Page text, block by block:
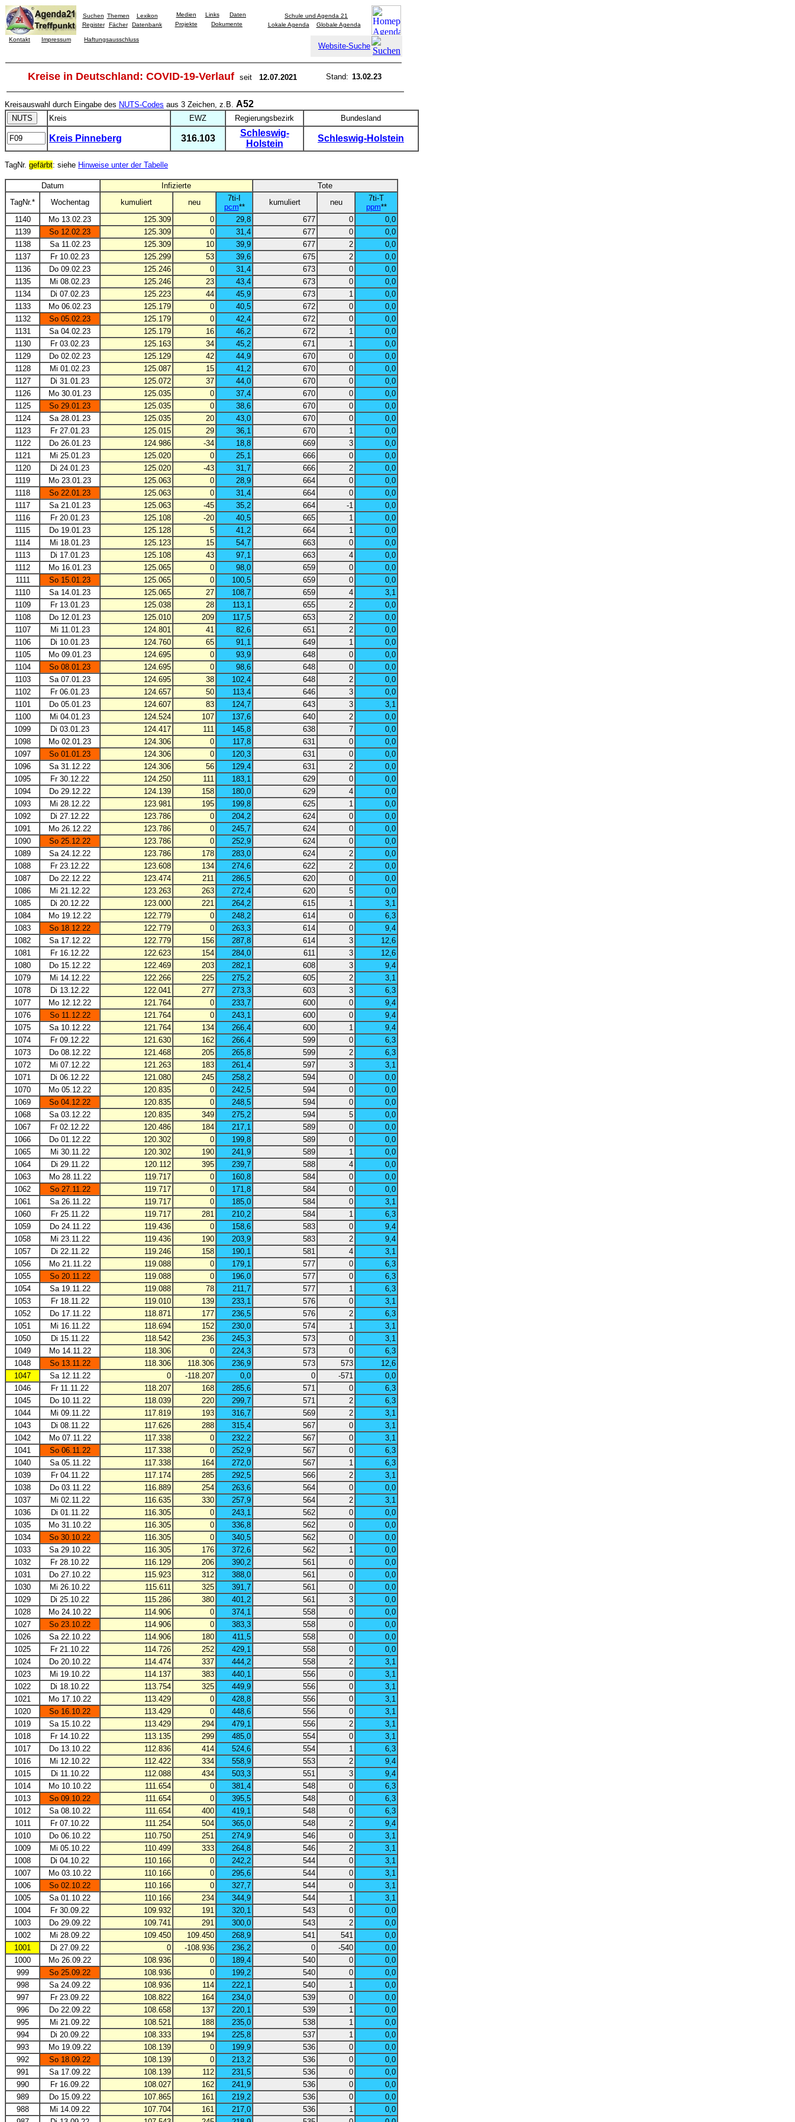
Suchen Themen
Lexikon
Register
Fächer Datenbank
Medien Links
Daten
Projekte
Dokumente
Schule und Agenda 21
Lokale Agenda
Globale Agenda
Kontakt Impressum Haftungsausschluss
Website-Suche
Kreise in Deutschland: COVID-19-Verlauf seit 12.07.2021 Stand: 13.02.23
Kreisauswahl durch Eingabe des NUTS-Codes aus 3 Zeichen, z.B. A52
Kreis EWZ Regierungsbezirk Bundesland
Kreis Pinneberg 316.103
Schleswig-
Holstein
Schleswig-Holstein
TagNr. gefärbt: siehe Hinweise unter der Tabelle
Datum Infizierte
Tote
TagNr.*
Wochentag kumuliert neu
7ti-I
pcm**
kumuliert neu
7ti-T
ppm**
1140
Mo 13.02.23 125.309 0 29,8 677 0
0,0
1139
So 12.02.23 125.309 0 31,4 677 0
0,0
1138
Sa 11.02.23 125.309 10 39,9 677 2
0,0
1137
Fr 10.02.23 125.299 53 39,6 675 2
0,0
1136
Do 09.02.23 125.246 0 31,4 673 0
0,0
1135
Mi 08.02.23 125.246 23 43,4 673 0
0,0
1134
Di 07.02.23 125.223 44 45,9 673 1
0,0
1133
Mo 06.02.23 125.179 0 40,5 672 0
0,0
1132
So 05.02.23 125.179 0 42,4 672 0
0,0
1131
Sa 04.02.23 125.179 16 46,2 672 1
0,0
1130
Fr 03.02.23 125.163 34 45,2 671 1
0,0
1129
Do 02.02.23 125.129 42 44,9 670 0
0,0
1128
Mi 01.02.23 125.087 15 41,2 670 0
0,0
1127
Di 31.01.23 125.072 37 44,0 670 0
0,0
1126
Mo 30.01.23 125.035 0 37,4 670 0
0,0
1125
So 29.01.23 125.035 0 38,6 670 0
0,0
1124
Sa 28.01.23 125.035 20 43,0 670 0
0,0
1123
Fr 27.01.23 125.015 29 36,1 670 1
0,0
1122
Do 26.01.23 124.986 -34 18,8 669 3
0,0
1121
Mi 25.01.23 125.020 0 25,1 666 0
0,0
1120
Di 24.01.23 125.020 -43 31,7 666 2
0,0
1119
Mo 23.01.23 125.063 0 28,9 664 0
0,0
1118
So 22.01.23 125.063 0 31,4 664 0
0,0
1117
Sa 21.01.23 125.063 -45 35,2 664 -1
0,0
1116
Fr 20.01.23 125.108 -20 40,5 665 1
0,0
1115
Do 19.01.23 125.128 5 41,2 664 1
0,0
1114
Mi 18.01.23 125.123 15 54,7 663 0
0,0
1113
Di 17.01.23 125.108 43 97,1 663 4
0,0
1112
Mo 16.01.23 125.065 0 98,0 659 0
0,0
1111
So 15.01.23 125.065 0 100,5 659 0
0,0
1110
Sa 14.01.23 125.065 27 108,7 659 4
3,1
1109
Fr 13.01.23 125.038 28 113,1 655 2
0,0
1108
Do 12.01.23 125.010 209 117,5 653 2
0,0
1107
Mi 11.01.23 124.801 41 82,6 651 2
0,0
1106
Di 10.01.23 124.760 65 91,1 649 1
0,0
1105
Mo 09.01.23 124.695 0 93,9 648 0
0,0
1104
So 08.01.23 124.695 0 98,6 648 0
0,0
1103
Sa 07.01.23 124.695 38 102,4 648 2
0,0
1102
Fr 06.01.23 124.657 50 113,4 646 3
0,0
1101
Do 05.01.23 124.607 83 124,7 643 3
3,1
1100
Mi 04.01.23 124.524 107 137,6 640 2
0,0
1099
Di 03.01.23 124.417 111 145,8 638 7
0,0
1098
Mo 02.01.23 124.306 0 117,8 631 0
0,0
1097
So 01.01.23 124.306 0 120,3 631 0
0,0
1096
Sa 31.12.22 124.306 56 129,4 631 2
0,0
1095
Fr 30.12.22 124.250 111 183,1 629 0
0,0
1094
Do 29.12.22 124.139 158 180,0 629 4
0,0
1093
Mi 28.12.22 123.981 195 199,8 625 1
0,0
1092
Di 27.12.22 123.786 0 204,2 624 0
0,0
1091
Mo 26.12.22 123.786 0 245,7 624 0
0,0
1090
So 25.12.22 123.786 0 252,9 624 0
0,0
1089
Sa 24.12.22 123.786 178 283,0 624 2
0,0
1088
Fr 23.12.22 123.608 134 274,6 622 2
0,0
1087
Do 22.12.22 123.474 211 286,5 620 0
0,0
1086
Mi 21.12.22 123.263 263 272,4 620 5
0,0
1085
Di 20.12.22 123.000 221 264,2 615 1
3,1
1084
Mo 19.12.22 122.779 0 248,2 614 0
6,3
1083
So 18.12.22 122.779 0 263,3 614 0
9,4
1082
Sa 17.12.22 122.779 156 287,8 614 3
12,6
1081
Fr 16.12.22 122.623 154 284,0 611 3
12,6
1080
Do 15.12.22 122.469 203 282,1 608 3
9,4
1079
Mi 14.12.22 122.266 225 275,2 605 2
3,1
1078
Di 13.12.22 122.041 277 273,3 603 3
6,3
1077
Mo 12.12.22 121.764 0 233,7 600 0
9,4
1076
So 11.12.22 121.764 0 243,1 600 0
9,4
1075
Sa 10.12.22 121.764 134 266,4 600 1
9,4
1074
Fr 09.12.22 121.630 162 266,4 599 0
6,3
1073
Do 08.12.22 121.468 205 265,8 599 2
6,3
1072
Mi 07.12.22 121.263 183 261,4 597 3
3,1
1071
Di 06.12.22 121.080 245 258,2 594 0
0,0
1070
Mo 05.12.22 120.835 0 242,5 594 0
0,0
1069
So 04.12.22 120.835 0 248,5 594 0
0,0
1068
Sa 03.12.22 120.835 349 275,2 594 5
0,0
1067
Fr 02.12.22 120.486 184 217,1 589 0
0,0
1066
Do 01.12.22 120.302 0 199,8 589 0
0,0
1065
Mi 30.11.22 120.302 190 241,9 589 1
0,0
1064
Di 29.11.22 120.112 395 239,7 588 4
0,0
1063
Mo 28.11.22 119.717 0 160,8 584 0
0,0
1062
So 27.11.22 119.717 0 171,8 584 0
0,0
1061
Sa 26.11.22 119.717 0 185,0 584 0
3,1
1060
Fr 25.11.22 119.717 281 210,2 584 1
6,3
1059
Do 24.11.22 119.436 0 158,6 583 0
9,4
1058
Mi 23.11.22 119.436 190 203,9 583 2
9,4
1057
Di 22.11.22 119.246 158 190,1 581 4
3,1
1056
Mo 21.11.22 119.088 0 179,1 577 0
6,3
1055
So 20.11.22 119.088 0 196,0 577 0
6,3
1054
Sa 19.11.22 119.088 78 211,7 577 1
6,3
1053
Fr 18.11.22 119.010 139 233,1 576 0
3,1
1052
Do 17.11.22 118.871 177 236,5 576 2
6,3
1051
Mi 16.11.22 118.694 152 230,0 574 1
3,1
1050
Di 15.11.22 118.542 236 245,3 573 0
3,1
1049
Mo 14.11.22 118.306 0 224,3 573 0
6,3
1048
So 13.11.22 118.306 118.306 236,9 573 573
12,6
1047
Sa 12.11.22 0 -118.207 0,0 0 -571
0,0
1046
Fr 11.11.22 118.207 168 285,6 571 0
6,3
1045
Do 10.11.22 118.039 220 299,7 571 2
6,3
1044
Mi 09.11.22 117.819 193 316,7 569 2
3,1
1043
Di 08.11.22 117.626 288 315,4 567 0
3,1
1042
Mo 07.11.22 117.338 0 232,2 567 0
3,1
1041
So 06.11.22 117.338 0 252,9 567 0
6,3
1040
Sa 05.11.22 117.338 164 272,0 567 1
6,3
1039
Fr 04.11.22 117.174 285 292,5 566 2
3,1
1038
Do 03.11.22 116.889 254 263,6 564 0
0,0
1037
Mi 02.11.22 116.635 330 257,9 564 2
3,1
1036
Di 01.11.22 116.305 0 243,1 562 0
0,0
1035
Mo 31.10.22 116.305 0 336,8 562 0
0,0
1034
So 30.10.22 116.305 0 340,5 562 0
0,0
1033
Sa 29.10.22 116.305 176 372,6 562 1
0,0
1032
Fr 28.10.22 116.129 206 390,2 561 0
0,0
1031
Do 27.10.22 115.923 312 388,0 561 0
0,0
1030
Mi 26.10.22 115.611 325 391,7 561 0
0,0
1029
Di 25.10.22 115.286 380 401,2 561 3
0,0
1028
Mo 24.10.22 114.906 0 374,1 558 0
0,0
1027
So 23.10.22 114.906 0 383,3 558 0
0,0
1026
Sa 22.10.22 114.906 180 411,5 558 0
0,0
1025
Fr 21.10.22 114.726 252 429,1 558 0
0,0
1024
Do 20.10.22 114.474 337 444,2 558 2
3,1
1023
Mi 19.10.22 114.137 383 440,1 556 0
3,1
1022
Di 18.10.22 113.754 325 449,9 556 0
3,1
1021
Mo 17.10.22 113.429 0 428,8 556 0
3,1
1020
So 16.10.22 113.429 0 448,6 556 0
3,1
1019
Sa 15.10.22 113.429 294 479,1 556 2
3,1
1018
Fr 14.10.22 113.135 299 485,0 554 0
3,1
1017
Do 13.10.22 112.836 414 524,6 554 1
6,3
1016
Mi 12.10.22 112.422 334 558,9 553 2
9,4
1015
Di 11.10.22 112.088 434 503,3 551 3
9,4
1014
Mo 10.10.22 111.654 0 381,4 548 0
6,3
1013
So 09.10.22 111.654 0 395,5 548 0
6,3
1012
Sa 08.10.22 111.654 400 419,1 548 0
6,3
1011
Fr 07.10.22 111.254 504 365,0 548 2
9,4
1010
Do 06.10.22 110.750 251 274,9 546 0
3,1
1009
Mi 05.10.22 110.499 333 264,8 546 2
3,1
1008
Di 04.10.22 110.166 0 242,2 544 0
3,1
1007
Mo 03.10.22 110.166 0 295,6 544 0
3,1
1006
So 02.10.22 110.166 0 327,7 544 0
3,1
1005
Sa 01.10.22 110.166 234 344,9 544 1
3,1
1004
Fr 30.09.22 109.932 191 320,1 543 0
0,0
1003
Do 29.09.22 109.741 291 300,0 543 2
0,0
1002
Mi 28.09.22 109.450 109.450 268,9 541 541
0,0
1001
Di 27.09.22 0 -108.936 236,2 0 -540
0,0
1000
Mo 26.09.22 108.936 0 189,4 540 0
0,0
999
So 25.09.22 108.936 0 199,2 540 0
0,0
998
Sa 24.09.22 108.936 114 222,1 540 1
0,0
997
Fr 23.09.22 108.822 164 234,0 539 0
0,0
996
Do 22.09.22 108.658 137 220,1 539 1
0,0
995
Mi 21.09.22 108.521 188 235,0 538 1
0,0
994
Di 20.09.22 108.333 194 225,8 537 1
0,0
993
Mo 19.09.22 108.139 0 199,9 536 0
0,0
992
So 18.09.22 108.139 0 213,2 536 0
0,0
991
Sa 17.09.22 108.139 112 231,5 536 0
0,0
990
Fr 16.09.22 108.027 162 241,9 536 0
0,0
989
Do 15.09.22 107.865 161 219,2 536 0
0,0
988
Mi 14.09.22 107.704 161 217,0 536 1
0,0